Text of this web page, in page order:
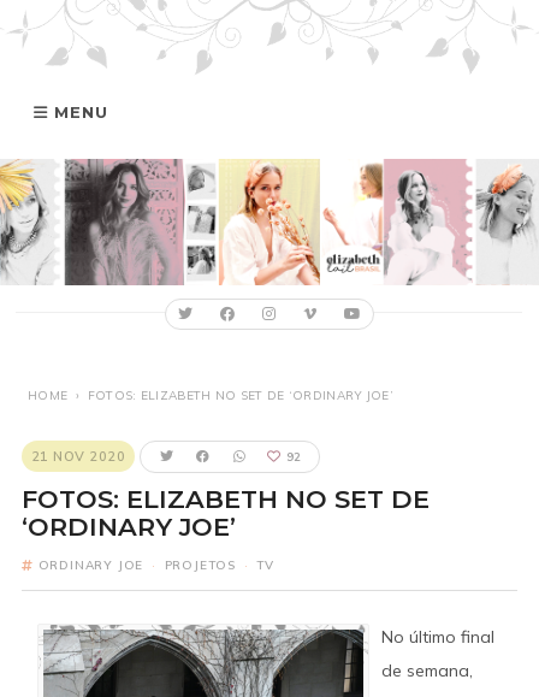
MENU
HOME
GALERIA
ONLINE
HOME › FOTOS: ELIZABETH NO SET DE ‘ORDINARY JOE’
21 NOV 2020 92
FOTOS: ELIZABETH NO SET DE
‘ORDINARY JOE’
ORDINARY JOE · PROJETOS · TV
No último final
de semana,